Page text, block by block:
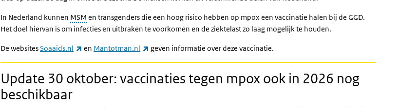
In Nederland kunnen MSM en transgenders die een hoog risico hebben op mpox een vaccinatie halen bij de GGD.
Het doel hiervan is om infecties en uitbraken te voorkomen en de ziektelast zo laag mogelijk te houden.
De websitesSoaaids.nl (externe link)
en Mantotman.nl (externe link)
geven informatie over deze vaccinatie.
Update 30 oktober: vaccinaties tegen mpox ook in 2026 nog
beschikbaar